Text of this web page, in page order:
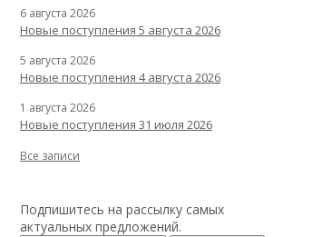
6 августа 2026
Новые поступления 5 августа 2026
5 августа 2026
Новые поступления 4 августа 2026
1 августа 2026
Новые поступления 31 июля 2026
Все записи
Подпишитесь на рассылку самых
актуальных предложений.